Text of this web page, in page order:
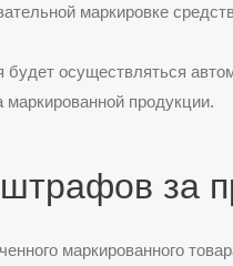
маркировке
осуществляться
маркированной продукции.
за
маркированного